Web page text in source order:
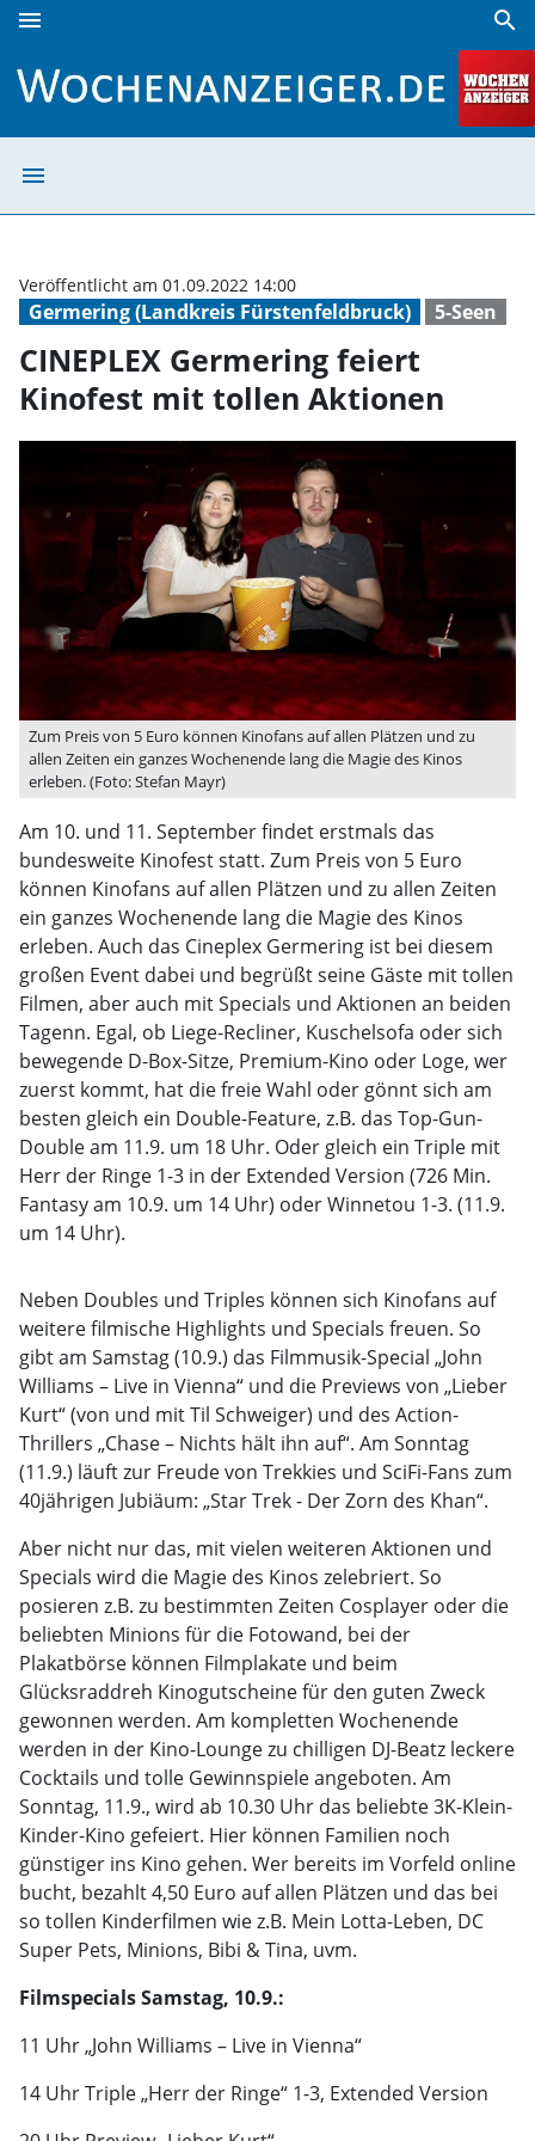
menu search
menu
Germering (Landkreis Fürstenfeldbruck) 5-Seen
Veröffentlicht am 01.09.2022 14:00
CINEPLEX Germering feiert
Kinofest mit tollen Aktionen
Zum Preis von 5 Euro können Kinofans auf allen Plätzen und zu
allen Zeiten ein ganzes Wochenende lang die Magie des Kinos
erleben. (Foto: Stefan Mayr)
Am 10. und 11. September findet erstmals das
bundesweite Kinofest statt. Zum Preis von 5 Euro
können Kinofans auf allen Plätzen und zu allen Zeiten
ein ganzes Wochenende lang die Magie des Kinos
erleben. Auch das Cineplex Germering ist bei diesem
großen Event dabei und begrüßt seine Gäste mit tollen
Filmen, aber auch mit Specials und Aktionen an beiden
Tagenn. Egal, ob Liege-Recliner, Kuschelsofa oder sich
bewegende D-Box-Sitze, Premium-Kino oder Loge, wer
zuerst kommt, hat die freie Wahl oder gönnt sich am
besten gleich ein Double-Feature, z.B. das Top-Gun-
Double am 11.9. um 18 Uhr. Oder gleich ein Triple mit
Herr der Ringe 1-3 in der Extended Version (726 Min.
Fantasy am 10.9. um 14 Uhr) oder Winnetou 1-3. (11.9.
um 14 Uhr).
Neben Doubles und Triples können sich Kinofans auf
weitere filmische Highlights und Specials freuen. So
gibt am Samstag (10.9.) das Filmmusik-Special „John
Williams – Live in Vienna“ und die Previews von „Lieber
Kurt“ (von und mit Til Schweiger) und des Action-
Thrillers „Chase – Nichts hält ihn auf“. Am Sonntag
(11.9.) läuft zur Freude von Trekkies und SciFi-Fans zum
40jährigen Jubiäum: „Star Trek - Der Zorn des Khan“.
Aber nicht nur das, mit vielen weiteren Aktionen und
Specials wird die Magie des Kinos zelebriert. So
posieren z.B. zu bestimmten Zeiten Cosplayer oder die
beliebten Minions für die Fotowand, bei der
Plakatbörse können Filmplakate und beim
Glücksraddreh Kinogutscheine für den guten Zweck
gewonnen werden. Am kompletten Wochenende
werden in der Kino-Lounge zu chilligen DJ-Beatz leckere
Cocktails und tolle Gewinnspiele angeboten. Am
Sonntag, 11.9., wird ab 10.30 Uhr das beliebte 3K-Klein-
Kinder-Kino gefeiert. Hier können Familien noch
günstiger ins Kino gehen. Wer bereits im Vorfeld online
bucht, bezahlt 4,50 Euro auf allen Plätzen und das bei
so tollen Kinderfilmen wie z.B. Mein Lotta-Leben, DC
Super Pets, Minions, Bibi & Tina, uvm.
Filmspecials Samstag, 10.9.:
11 Uhr „John Williams – Live in Vienna“
14 Uhr Triple „Herr der Ringe“ 1-3, Extended Version